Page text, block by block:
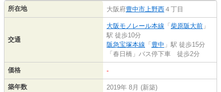
所在地 大阪府豊中市上野西 ４丁目
交通
大阪モノレール本線 「 柴原阪大前 」
駅 徒歩10分
阪急宝塚本線 「 豊中 」駅 徒歩15分
「春日橋」バス停下車 徒歩2分
価格 -
築年数 2019年 8月 (新築)